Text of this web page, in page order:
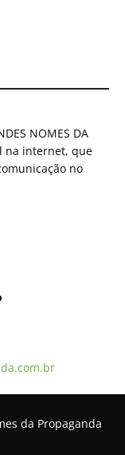
NOMES DA
na internet, que
no
da Propaganda